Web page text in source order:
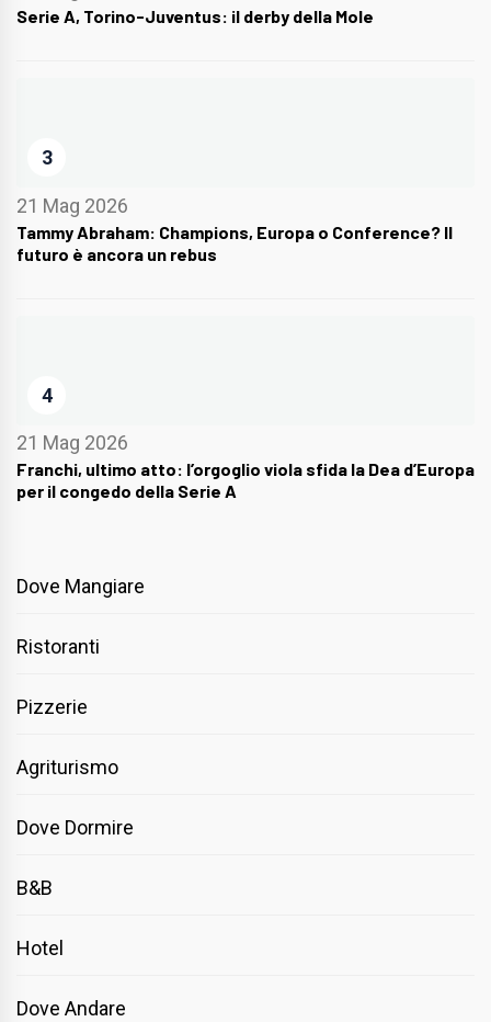
Serie A, Torino-Juventus: il derby della Mole
3
21 Mag 2026
Tammy Abraham: Champions, Europa o Conference? Il
futuro è ancora un rebus
4
21 Mag 2026
Franchi, ultimo atto: l’orgoglio viola sfida la Dea d’Europa
per il congedo della Serie A
Dove Mangiare
Ristoranti
Pizzerie
Agriturismo
Dove Dormire
B&B
Hotel
Dove Andare